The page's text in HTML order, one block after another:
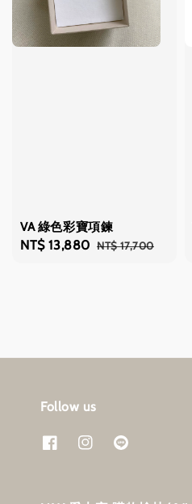
VA 綠色彩寶項鍊
Sale
NT$ 13,880 Regular
NT$ 17,700
Follow us